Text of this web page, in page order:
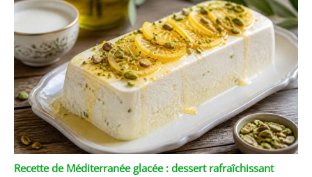
Recette de Méditerranée glacée : dessert rafraîchissant